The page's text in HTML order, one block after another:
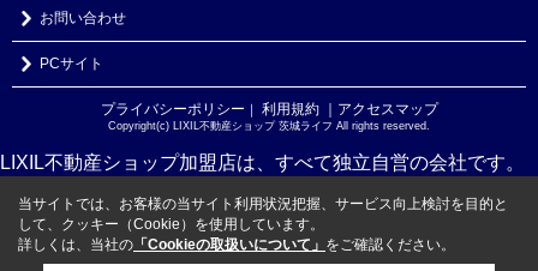
お問い合わせ
PCサイト
プライバシーポリシー ｜ 利用規約 ｜アクセスマップ
Copyright(c) LIXIL不動産ショップ 茨城ライフ All rights reserved.
LIXIL不動産ショップ加盟店は、すべて独立自営の会社です。
当サイトでは、お客様の当サイト利用状況把握、サービス向上検討を目的と
して、クッキー（Cookie）を使用しています。
詳しくは、当社の 「Cookieの取扱いについて」 をご確認ください。